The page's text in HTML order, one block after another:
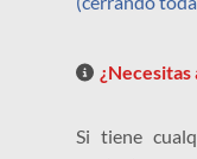
¿Necesitas
Si tiene